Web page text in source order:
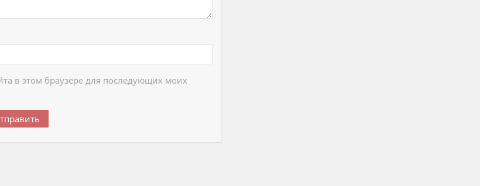
в этом браузере для последующих моих